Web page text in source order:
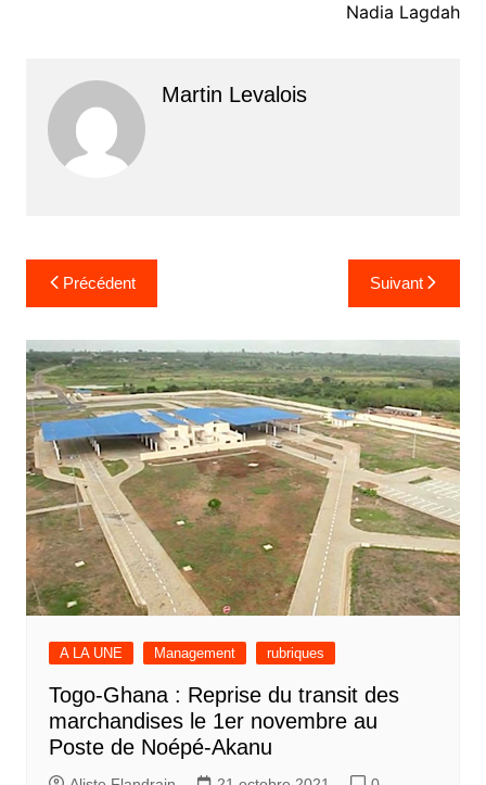
Nadia Lagdah
Martin Levalois
Navigation
de
l’article
Précédent Suivant
A LA UNE Management rubriques
Togo-Ghana : Reprise du transit des
marchandises le 1er novembre au
Poste de Noépé-Akanu